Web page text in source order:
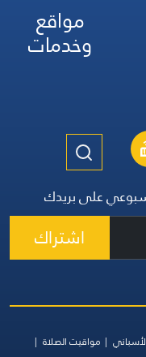
مواقع
وخدمات
على بريدك
اشتراك
مواقيت الصلاة